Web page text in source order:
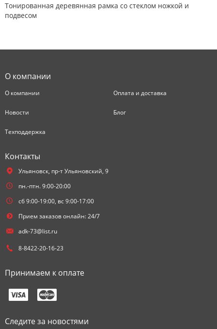
Тонированная деревянная рамка со стеклом ножкой и
подвесом
О компании
О компании Оплата и доставка
Новости Блог
Техподдержка
Контакты
Ульяновск, пр-т Ульяновский, 9
пн.-птн. 9:00-20:00
сб 9:00-19:00, вс 9:00-17:00
Прием заказов онлайн: 24/7
adk-73@list.ru
8-8422-20-16-23
Принимаем к оплате
Следите за новостями